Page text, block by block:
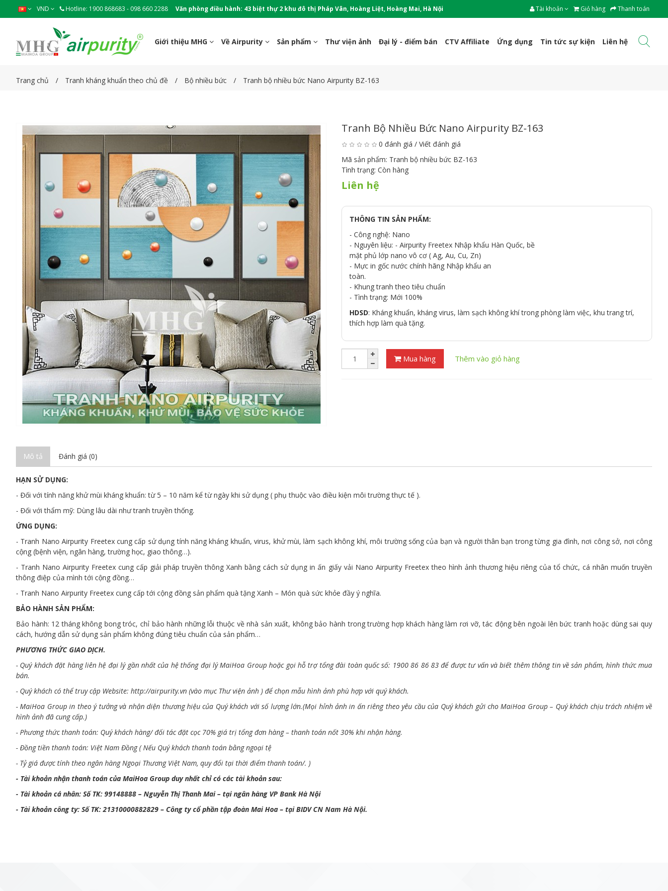
VND Hotline: 1900 868683 - 098 660 2288 Văn phòng điều hành: 43 biệt thự 2 khu đô thị Pháp Vân, Hoàng Liệt, Hoàng Mai, Hà Nội Tài khoản Giỏ hàng Thanh toán
Giới thiệu MHG Về Airpurity Sản phẩm Thư viện ảnh Đại lý - điểm bán CTV Affiliate Ứng dụng Tin tức sự kiện Liên hệ
Trang chủ Tranh kháng khuẩn theo chủ đề Bộ nhiều bức Tranh bộ nhiều bức Nano Airpurity BZ-163
Tranh Bộ Nhiều Bức Nano Airpurity BZ-163
0 đánh giá / Viết đánh giá
Mã sản phẩm: Tranh bộ nhiều bức BZ-163
Tình trạng: Còn hàng
Liên hệ
THÔNG TIN SẢN PHẨM:
- Công nghệ: Nano
- Nguyên liệu: - Airpurity Freetex Nhập khẩu Hàn Quốc, bề
mặt phủ lớp nano vô cơ ( Ag, Au, Cu, Zn)
- Mực in gốc nước chính hãng Nhập khẩu an
toàn.
- Khung tranh theo tiêu chuẩn
- Tình trạng: Mới 100%
HDSD: Kháng khuẩn, kháng virus, làm sạch không khí trong phòng làm việc, khu trang trí,
thích hợp làm quà tặng.
Mua hàng Thêm vào giỏ hàng
Mô tả Đánh giá (0)
HẠN SỬ DỤNG:
- Đối với tính năng khử mùi kháng khuẩn: từ 5 – 10 năm kể từ ngày khi sử dụng ( phụ thuộc vào điều kiện môi trường thực tế ).
- Đối với thẩm mỹ: Dùng lâu dài như tranh truyền thống.
ỨNG DỤNG:
- Tranh Nano Airpurity Freetex cung cấp sử dụng tính năng kháng khuẩn, virus, khử mùi, làm sạch không khí, môi trường sống của bạn và người thân bạn trong từng gia đình, nơi công sở, nơi công
cộng (bệnh viện, ngân hàng, trường học, giao thông…).
- Tranh Nano Airpurity Freetex cung cấp giải pháp truyền thông Xanh bằng cách sử dụng in ấn giấy vải Nano Airpurity Freetex theo hình ảnh thương hiệu riêng của tổ chức, cá nhân muốn truyền
thông điệp của mình tới cộng đồng…
- Tranh Nano Airpurity Freetex cung cấp tới cộng đồng sản phẩm quà tặng Xanh – Món quà sức khỏe đầy ý nghĩa.
BẢO HÀNH SẢN PHẨM:
Bảo hành: 12 tháng không bong tróc, chỉ bảo hành những lỗi thuộc về nhà sản xuất, không bảo hành trong trường hợp khách hàng làm rơi vỡ, tác động bên ngoài lên bức tranh hoặc dùng sai quy
cách, hướng dẫn sử dụng sản phẩm không đúng tiêu chuẩn của sản phẩm…
PHƯƠNG THỨC GIAO DỊCH.
- Quý khách đặt hàng liên hệ đại lý gần nhất của hệ thống đại lý MaiHoa Group hoặc gọi hỗ trợ tổng đài toàn quốc số: 1900 86 86 83 để được tư vấn và biết thêm thông tin về sản phẩm, hình thức mua
bán.
- Quý khách có thể truy cập Website: http://airpurity.vn (vào mục Thư viện ảnh ) để chọn mẫu hình ảnh phù hợp với quý khách.
- MaiHoa Group in theo ý tưởng và nhận diện thương hiệu của Quý khách với số lượng lớn.(Mọi hỉnh ảnh in ấn riêng theo yêu cầu của Quý khách gửi cho MaiHoa Group – Quý khách chịu trách nhiệm về
hình ảnh đã cung cấp.)
- Phương thức thanh toán: Quý khách hàng/ đối tác đặt cọc 70% giá trị tổng đơn hàng – thanh toán nốt 30% khi nhận hàng.
- Đồng tiền thanh toán: Việt Nam Đồng ( Nếu Quý khách thanh toán bằng ngoại tệ
- Tỷ giá được tính theo ngân hàng Ngoại Thương Việt Nam, quy đổi tại thời điểm thanh toán/. )
- Tài khoản nhận thanh toán của MaiHoa Group duy nhất chỉ có các tài khoản sau:
- Tài khoản cá nhân: Số TK: 99148888 – Nguyễn Thị Thanh Mai – tại ngân hàng VP Bank Hà Nội
- Tài khoản công ty: Số TK: 21310000882829 – Công ty cổ phần tập đoàn Mai Hoa – tại BIDV CN Nam Hà Nội.